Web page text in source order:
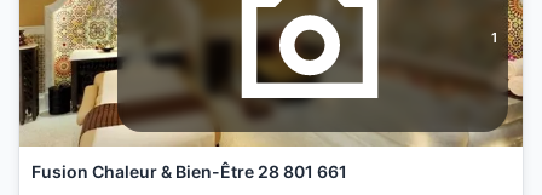
1
Fusion Chaleur & Bien-Être 28 801 661